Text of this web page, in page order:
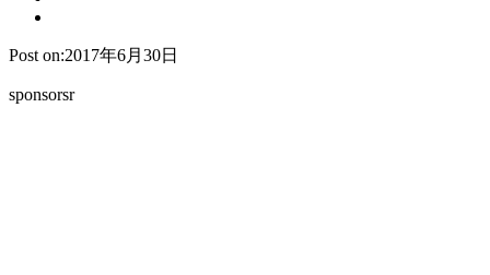
Post on:2017年6月30日
sponsorsr